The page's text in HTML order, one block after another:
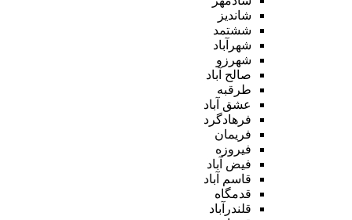
شاندیز
ششتمد
شهرآباد
شهرزو
صالح آباد
طرقبه
عشق آباد
فرهادگرد
فریمان
فیروزه
فیض آباد
قاسم آباد
قدمگاه
قلندرآباد